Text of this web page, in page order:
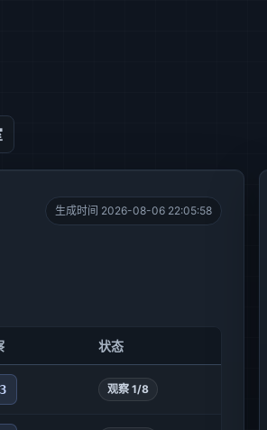
生成时间 2026-08-06 22:05:58
状态
3 观察 1/8